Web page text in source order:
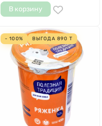
В корзину
- 100% ВЫГОДА 890 Т